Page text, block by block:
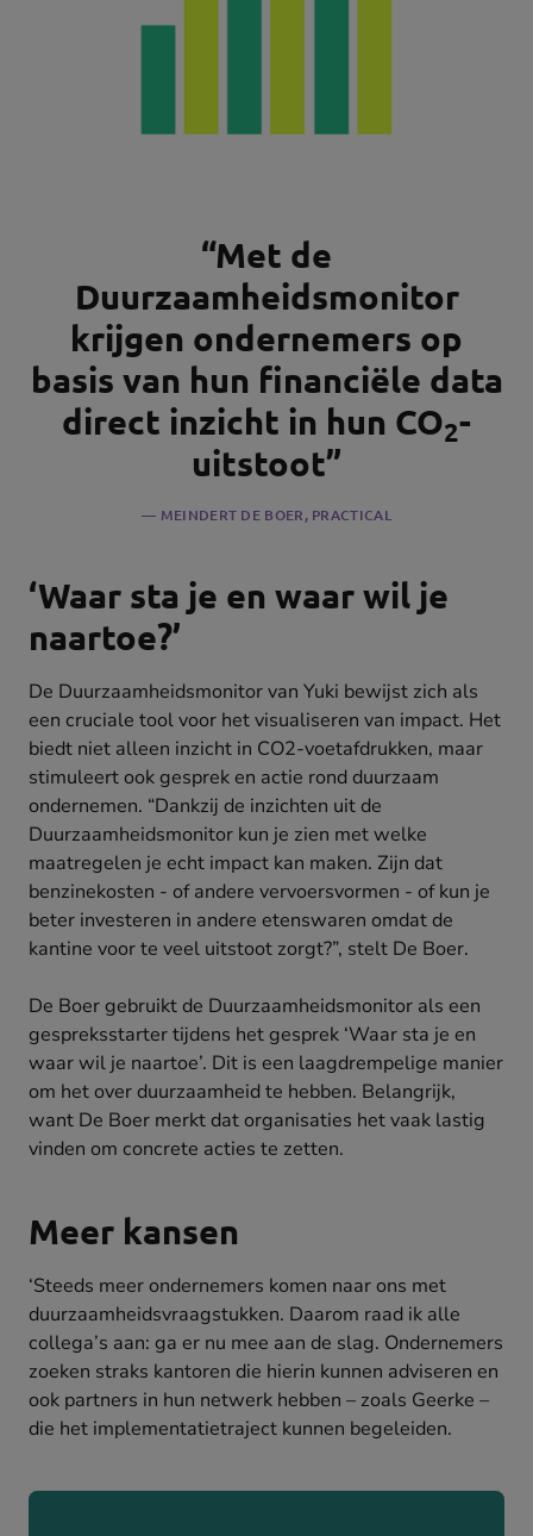
“Met de
Duurzaamheidsmonitor
krijgen ondernemers op
basis van hun financiële data
direct inzicht in hun CO2-
uitstoot”
MEINDERT DE BOER, PRACTICAL
‘Waar sta je en waar wil je
naartoe?’
De Duurzaamheidsmonitor van Yuki bewijst zich als
een cruciale tool voor het visualiseren van impact. Het
biedt niet alleen inzicht in CO2-voetafdrukken, maar
stimuleert ook gesprek en actie rond duurzaam
ondernemen. “Dankzij de inzichten uit de
Duurzaamheidsmonitor kun je zien met welke
maatregelen je echt impact kan maken. Zijn dat
benzinekosten - of andere vervoersvormen - of kun je
beter investeren in andere etenswaren omdat de
kantine voor te veel uitstoot zorgt?”, stelt De Boer.
De Boer gebruikt de Duurzaamheidsmonitor als een
gespreksstarter tijdens het gesprek ‘Waar sta je en
waar wil je naartoe’. Dit is een laagdrempelige manier
om het over duurzaamheid te hebben. Belangrijk,
want De Boer merkt dat organisaties het vaak lastig
vinden om concrete acties te zetten.
Meer kansen
‘Steeds meer ondernemers komen naar ons met
duurzaamheidsvraagstukken. Daarom raad ik alle
collega’s aan: ga er nu mee aan de slag. Ondernemers
zoeken straks kantoren die hierin kunnen adviseren en
ook partners in hun netwerk hebben – zoals Geerke –
die het implementatietraject kunnen begeleiden.